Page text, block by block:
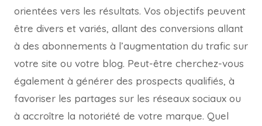
orientées vers les résultats. Vos objectifs peuvent
être divers et variés, allant des conversions allant
à des abonnements à l’augmentation du trafic sur
votre site ou votre blog. Peut-être cherchez-vous
également à générer des prospects qualifiés, à
favoriser les partages sur les réseaux sociaux ou
à accroître la notoriété de votre marque. Quel